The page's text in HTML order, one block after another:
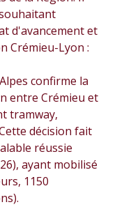
d'avancement et
Crémieu-Lyon :
confirme la
entre Crémieu et
tramway,
décision fait
réussie
ayant mobilisé
1150